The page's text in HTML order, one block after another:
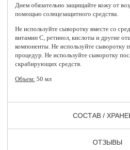
Днем обязательно защищайте кожу от
помощью солнцезащитного средства.
Не используйте сыворотку вместе со
витамин C, ретинол, кислоты и другие
компоненты. Не используйте сыворотку
процедур. Не используйте сыворотку
скрабирующих средств.
Объем: 50 мл
СОСТАВ /
ОТЗЫВЫ